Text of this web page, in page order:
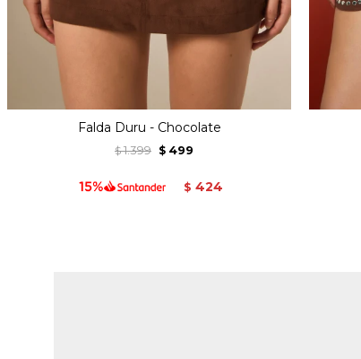
Falda Duru - Chocolate
$ 1.399 $ 499
$ 424